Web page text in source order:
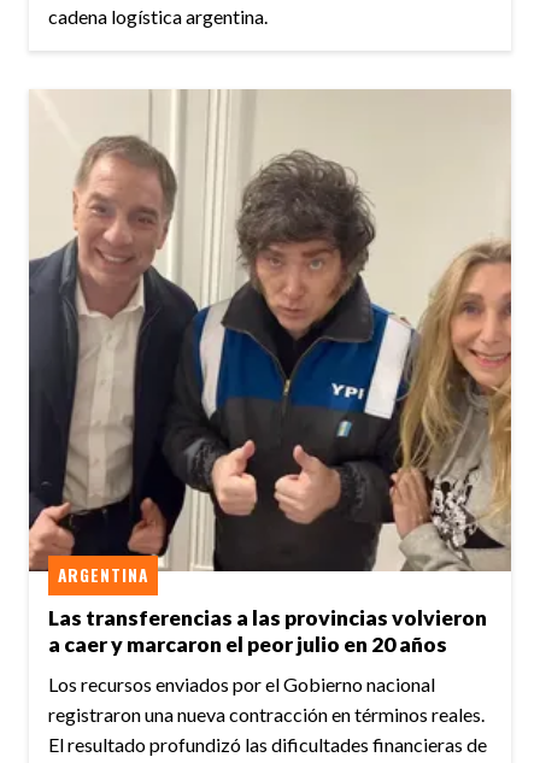
cadena logística argentina.
Las transferencias a las provincias volvieron
a caer y marcaron el peor julio en 20 años
ARGENTINA
Los recursos enviados por el Gobierno nacional
registraron una nueva contracción en términos reales.
El resultado profundizó las dificultades financieras de